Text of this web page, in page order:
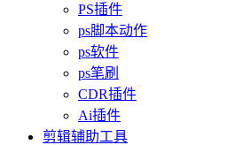
PS插件
ps脚本动作
ps软件
ps笔刷
CDR插件
Ai插件
剪辑辅助工具